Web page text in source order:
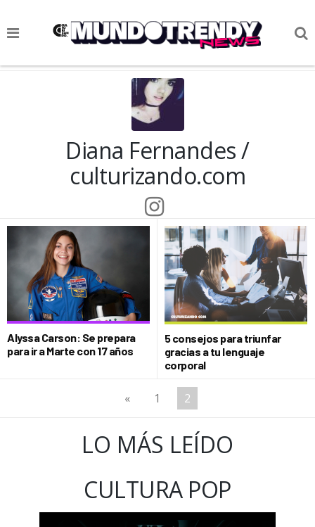
NOTICIAS
CIENCIA Y TECNOLOGÍA
Diana Fernandes /
culturizando.com
Alyssa Carson: Se prepara
para ir a Marte con 17 años
5 consejos para triunfar
gracias a tu lenguaje
corporal
« 1 2
LO MÁS LEÍDO
CULTURA POP